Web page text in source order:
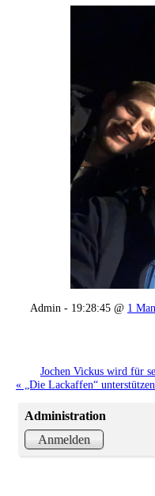
Admin - 19:28:45 @ 1
Jochen Vickus wird für
« „Die Lackaffen“
Administration
Anmelden